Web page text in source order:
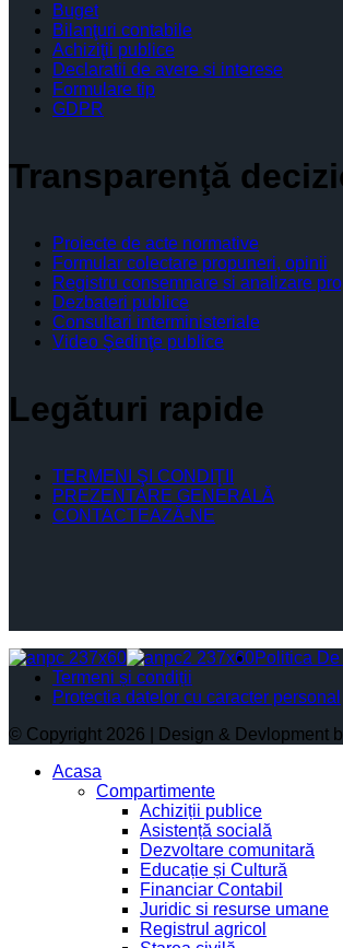
Buget
Bilanţuri contabile
Achiziţii publice
Declaratii de avere si interese
Formulare tip
GDPR
Transparenţă
Proiecte de acte normative
Formular colectare propuneri, opinii
Registru consemnare si analizare
Dezbateri publice
Consultari interministeriale
Video Şedinţe publice
Legături rapide
TERMENI ŞI CONDIŢII
PREZENTARE GENERALĂ
CONTACTEAZĂ-NE
Politica
Termeni și condiții
Protectia datelor cu caracter personal
© Copyright 2026 | Design & Devlopment
Acasa
Compartimente
Achiziții publice
Asistență socială
Dezvoltare comunitară
Educație și Cultură
Financiar Contabil
Juridic si resurse umane
Registrul agricol